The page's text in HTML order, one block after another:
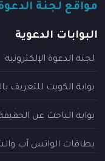
مواقع لجنة الدعوة
البوابات الدعوية
لجنة الدعوة الإلكترونية
بوابة الكويت للتعريف
بوابة الباحث عن
بطاقات الواتس آب